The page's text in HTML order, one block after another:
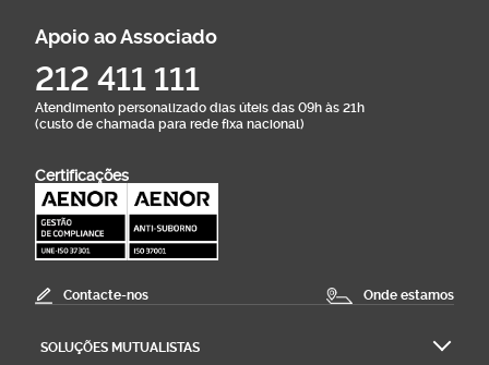
Apoio ao Associado
212 411 111
Atendimento personalizado dias úteis das 09h às 21h
(custo de chamada para rede fixa nacional)
Certificações
Contacte-nos Onde estamos
SOLUÇÕES MUTUALISTAS